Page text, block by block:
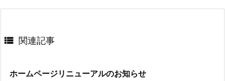
 関連記事
ホームページリニューアルのお知らせ